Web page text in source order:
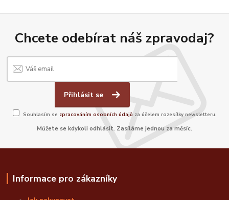
Chcete odebírat náš zpravodaj?
Přihlásit se
Souhlasím se zpracováním osobních údajů za účelem rozesílky newsletteru.
Můžete se kdykoli odhlásit. Zasíláme jednou za měsíc.
Informace pro zákazníky